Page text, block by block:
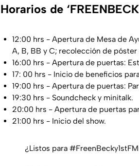
Horarios de
12:00 hrs - Apertura de Mesa de
A, B, BB y C; recolección de póster
16:00 hrs - Apertura de puertas:
17: 00 hrs - Inicio de beneficios
19:00 hrs - Apertura de puertas:
19:30 hrs - Soundcheck y minitalk.
20:00 hrs - Apertura de puertas
21:00 hrs - Inicio del show.
¿Listos para